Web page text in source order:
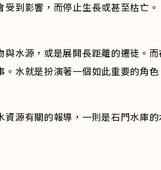
到影響，而停止生長或甚至枯亡。
水源，或是展開長距離的遷徒。
水就是扮演著一個如此重要的角
源有關的報導，一則是石門水庫